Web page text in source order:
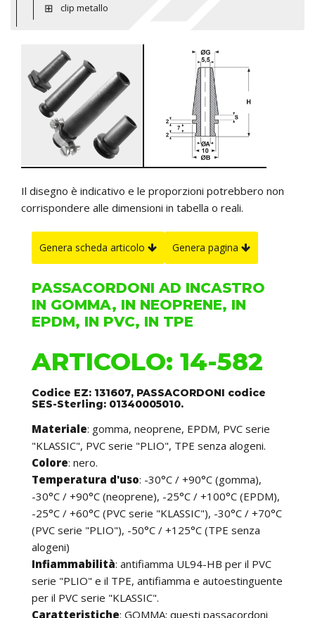
clip metallo
Il disegno è indicativo e le proporzioni potrebbero non
corrispondere alle dimensioni in tabella o reali.
Genera scheda articolo Genera pagina
PASSACORDONI AD INCASTRO
IN GOMMA, IN NEOPRENE, IN
EPDM, IN PVC, IN TPE
ARTICOLO: 14-582
Codice EZ: 131607, PASSACORDONI codice
SES-Sterling: 01340005010.
Materiale: gomma, neoprene, EPDM, PVC serie
"KLASSIC", PVC serie "PLIO", TPE senza alogeni.
Colore: nero.
Temperatura d'uso: -30°C / +90°C (gomma),
-30°C / +90°C (neoprene), -25°C / +100°C (EPDM),
-25°C / +60°C (PVC serie "KLASSIC"), -30°C / +70°C
(PVC serie "PLIO"), -50°C / +125°C (TPE senza
alogeni)
Infiammabilità: antifiamma UL94-HB per il PVC
serie "PLIO" e il TPE, antifiamma e autoestinguente
per il PVC serie "KLASSIC".
Caratteristiche: GOMMA: questi passacordoni